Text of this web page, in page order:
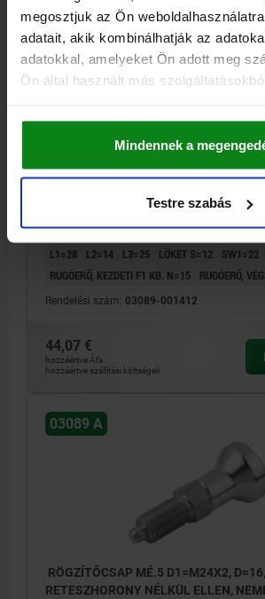
megosztjuk az Ön
adatait, akik kombinálhatják az
adatokkal, amelyeket Ön adott meg
Ön által használt más
Mindennek a
Testre szabás
RÖGZÍTŐCSAP MÉ.4 D1=M20X1,5,
RETESZHORONY NÉLKÜL ELLEN,
ALAPTEST FELÜLETE=EDZETT ALAK=A
ALAPTEST ANYAGA=NEMESACÉL
L1=28
L2=14 L3=25 LÖKET S=12 SW1=22
RUGÓERŐ, KEZDETI F1 KB. N=15
RUGÓERŐ,
Rendelési szám: 03089-001412
44,07 €
hozzáértve Áfa
hozzáértve szállítási költségek
03089 A
RÖGZÍTŐCSAP MÉ.5 D1=M24X2,
RETESZHORONY NÉLKÜL ELLEN,